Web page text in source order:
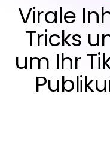
Virale
Tricks
um Ihr